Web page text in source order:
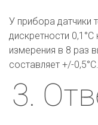
У прибора датчики
дискретности
измерения в 8 раз
составляет +/-0,5°С.
3.